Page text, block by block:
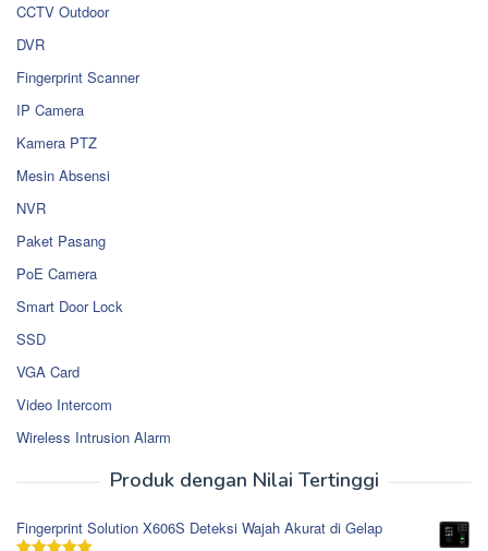
CCTV Outdoor
DVR
Fingerprint Scanner
IP Camera
Kamera PTZ
Mesin Absensi
NVR
Paket Pasang
PoE Camera
Smart Door Lock
SSD
VGA Card
Video Intercom
Wireless Intrusion Alarm
Produk dengan Nilai Tertinggi
Fingerprint Solution X606S Deteksi Wajah Akurat di Gelap